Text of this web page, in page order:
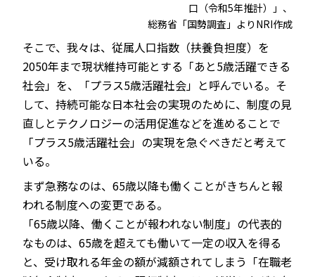
口（令和5年推計）」、
総務省「国勢調査」よりNRI作成
そこで、我々は、従属人口指数（扶養負担度）を
2050年まで現状維持可能とする「あと5歳活躍できる
社会」を、「プラス5歳活躍社会」と呼んでいる。そ
して、持続可能な日本社会の実現のために、制度の見
直しとテクノロジーの活用促進などを進めることで
「プラス5歳活躍社会」の実現を急ぐべきだと考えて
いる。
まず急務なのは、65歳以降も働くことがきちんと報
われる制度への変更である。
「65歳以降、働くことが報われない制度」の代表的
なものは、65歳を超えても働いて一定の収入を得る
と、受け取れる年金の額が減額されてしまう「在職老